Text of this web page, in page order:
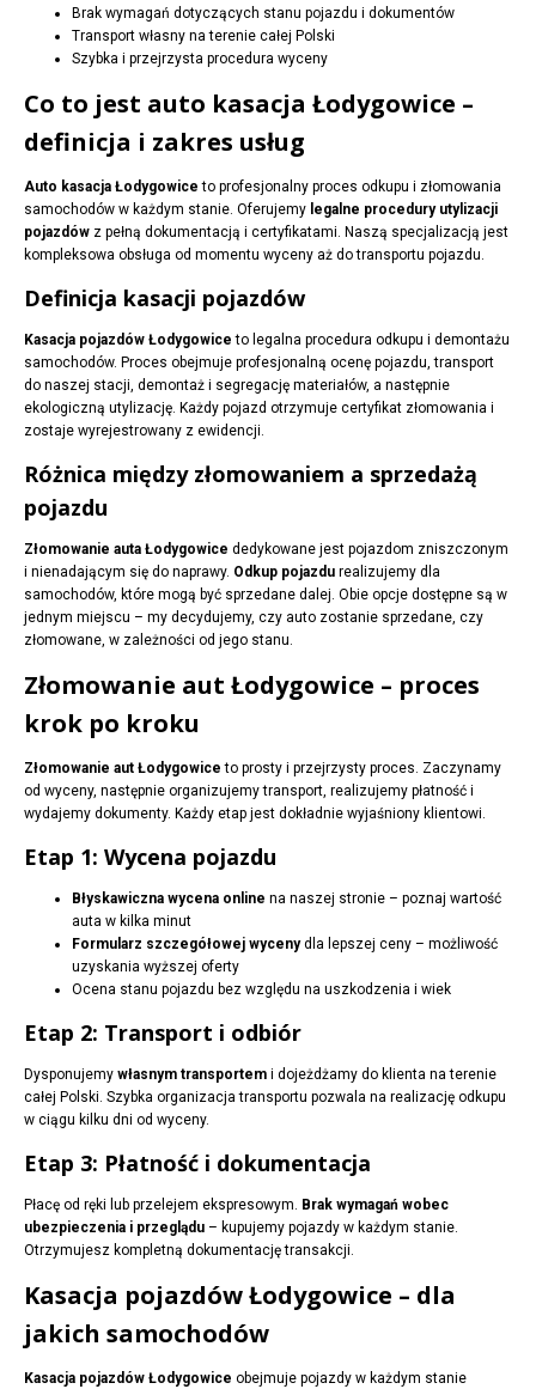
Brak wymagań dotyczących stanu pojazdu i dokumentów
Transport własny na terenie całej Polski
Szybka i przejrzysta procedura wyceny
Co to jest auto kasacja Łodygowice –
definicja i zakres usług
Auto kasacja Łodygowice to profesjonalny proces odkupu i złomowania
samochodów w każdym stanie. Oferujemy legalne procedury utylizacji
pojazdów z pełną dokumentacją i certyfikatami. Naszą specjalizacją jest
kompleksowa obsługa od momentu wyceny aż do transportu pojazdu.
Definicja kasacji pojazdów
Kasacja pojazdów Łodygowice to legalna procedura odkupu i demontażu
samochodów. Proces obejmuje profesjonalną ocenę pojazdu, transport
do naszej stacji, demontaż i segregację materiałów, a następnie
ekologiczną utylizację. Każdy pojazd otrzymuje certyfikat złomowania i
zostaje wyrejestrowany z ewidencji.
Różnica między złomowaniem a sprzedażą
pojazdu
Złomowanie auta Łodygowice dedykowane jest pojazdom zniszczonym
i nienadającym się do naprawy. Odkup pojazdu realizujemy dla
samochodów, które mogą być sprzedane dalej. Obie opcje dostępne są w
jednym miejscu – my decydujemy, czy auto zostanie sprzedane, czy
złomowane, w zależności od jego stanu.
Złomowanie aut Łodygowice – proces
krok po kroku
Złomowanie aut Łodygowice to prosty i przejrzysty proces. Zaczynamy
od wyceny, następnie organizujemy transport, realizujemy płatność i
wydajemy dokumenty. Każdy etap jest dokładnie wyjaśniony klientowi.
Etap 1: Wycena pojazdu
Błyskawiczna wycena online na naszej stronie – poznaj wartość
auta w kilka minut
Formularz szczegółowej wycenydla lepszej ceny – możliwość
uzyskania wyższej oferty
Ocena stanu pojazdu bez względu na uszkodzenia i wiek
Etap 2: Transport i odbiór
Dysponujemy własnym transportem i dojeżdżamy do klienta na terenie
całej Polski. Szybka organizacja transportu pozwala na realizację odkupu
w ciągu kilku dni od wyceny.
Etap 3: Płatność i dokumentacja
Płacę od ręki lub przelejem ekspresowym. Brak wymagań wobec
ubezpieczenia i przeglądu – kupujemy pojazdy w każdym stanie.
Otrzymujesz kompletną dokumentację transakcji.
Kasacja pojazdów Łodygowice – dla
jakich samochodów
Kasacja pojazdów Łodygowice obejmuje pojazdy w każdym stanie